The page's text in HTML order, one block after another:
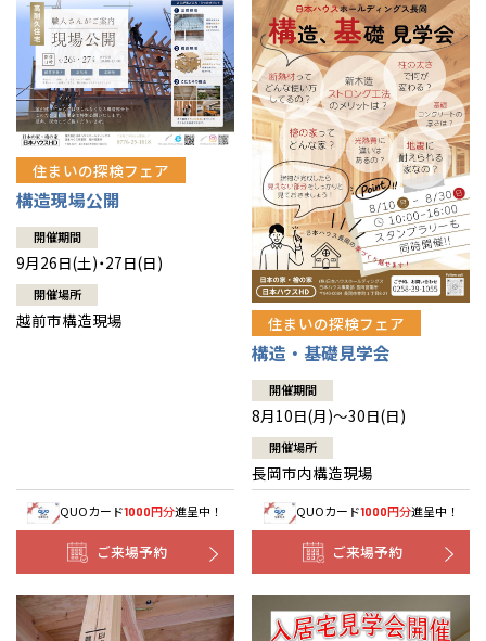
住まいの探検フェア
構造現場公開
開催期間
9月26日(土)・27日(日)
開催場所
越前市構造現場
QUOカード1000円分進呈中！
ご来場予約
住まいの探検フェア
構造・基礎見学会
開催期間
8月10日(月)～30日(日)
開催場所
長岡市内構造現場
QUOカード1000円分進呈中！
ご来場予約